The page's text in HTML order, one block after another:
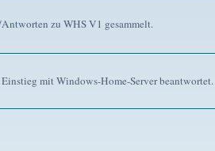
zu WHS V1 gesammelt.
mit Windows-Home-Server beantwortet.